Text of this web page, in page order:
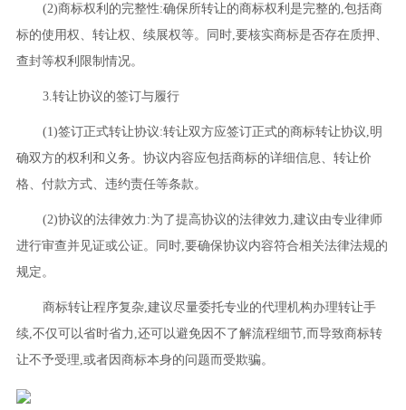
(2)商标权利的完整性:确保所转让的商标权利是完整的,包括商
标的使用权、转让权、续展权等。同时,要核实商标是否存在质押、
查封等权利限制情况。
3.转让协议的签订与履行
(1)签订正式转让协议:转让双方应签订正式的商标转让协议,明
确双方的权利和义务。协议内容应包括商标的详细信息、转让价
格、付款方式、违约责任等条款。
(2)协议的法律效力:为了提高协议的法律效力,建议由专业律师
进行审查并见证或公证。同时,要确保协议内容符合相关法律法规的
规定。
商标转让程序复杂,建议尽量委托专业的代理机构办理转让手
续,不仅可以省时省力,还可以避免因不了解流程细节,而导致商标转
让不予受理,或者因商标本身的问题而受欺骗。